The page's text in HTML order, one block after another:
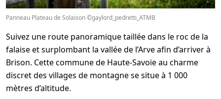
Panneau Plateau de Solaison ©gaylord_pedretti_ATMB
Suivez une route panoramique taillée dans le roc de la
falaise et surplombant la vallée de l’Arve afin d’arriver à
Brison. Cette commune de Haute-Savoie au charme
discret des villages de montagne se situe à 1 000
mètres d’altitude.